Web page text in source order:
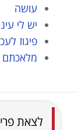
עושה
יש לי
פיגוז
מלאכתם
לצאת